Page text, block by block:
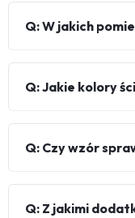
Q: W jakich
Q: Jakie kolory
Q: Czy wzór
Q: Z jakimi